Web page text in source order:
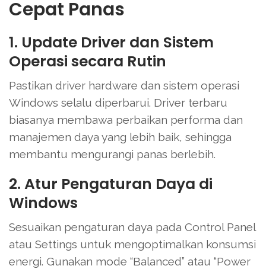
Cepat Panas
1. Update Driver dan Sistem
Operasi secara Rutin
Pastikan driver hardware dan sistem operasi
Windows selalu diperbarui. Driver terbaru
biasanya membawa perbaikan performa dan
manajemen daya yang lebih baik, sehingga
membantu mengurangi panas berlebih.
2. Atur Pengaturan Daya di
Windows
Sesuaikan pengaturan daya pada Control Panel
atau Settings untuk mengoptimalkan konsumsi
energi. Gunakan mode “Balanced” atau “Power